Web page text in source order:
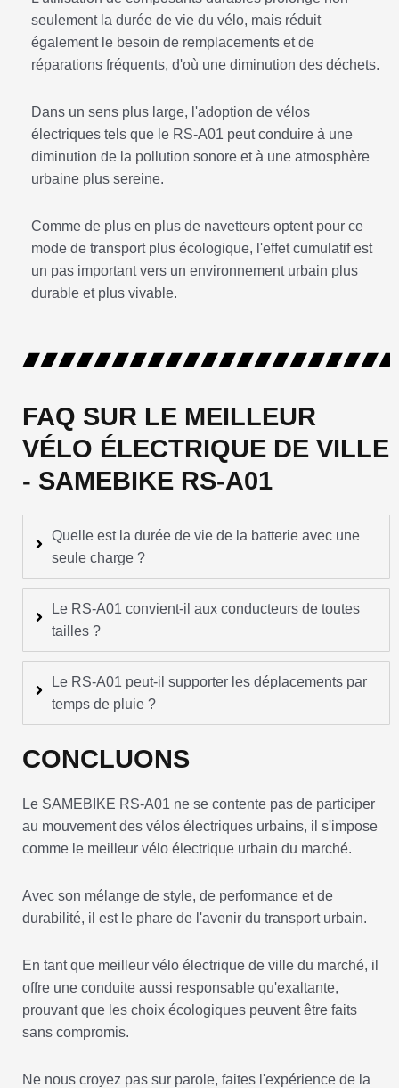
seulement la durée de vie du vélo, mais réduit
également le besoin de remplacements et de
réparations fréquents, d'où une diminution des déchets.
Dans un sens plus large, l'adoption de vélos
électriques tels que le RS-A01 peut conduire à une
diminution de la pollution sonore et à une atmosphère
urbaine plus sereine.
Comme de plus en plus de navetteurs optent pour ce
mode de transport plus écologique, l'effet cumulatif est
un pas important vers un environnement urbain plus
durable et plus vivable.
FAQ SUR LE MEILLEUR
VÉLO ÉLECTRIQUE DE VILLE
- SAMEBIKE RS-A01
Quelle est la durée de vie de la batterie avec une
seule charge ?
Le RS-A01 convient-il aux conducteurs de toutes
tailles ?
Le RS-A01 peut-il supporter les déplacements par
temps de pluie ?
CONCLUONS
Le SAMEBIKE RS-A01 ne se contente pas de participer
au mouvement des vélos électriques urbains, il s'impose
comme le meilleur vélo électrique urbain du marché.
Avec son mélange de style, de performance et de
durabilité, il est le phare de l'avenir du transport urbain.
En tant que meilleur vélo électrique de ville du marché, il
offre une conduite aussi responsable qu'exaltante,
prouvant que les choix écologiques peuvent être faits
sans compromis.
Ne nous croyez pas sur parole, faites l'expérience de la